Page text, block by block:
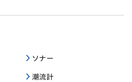
ソナー
潮流計